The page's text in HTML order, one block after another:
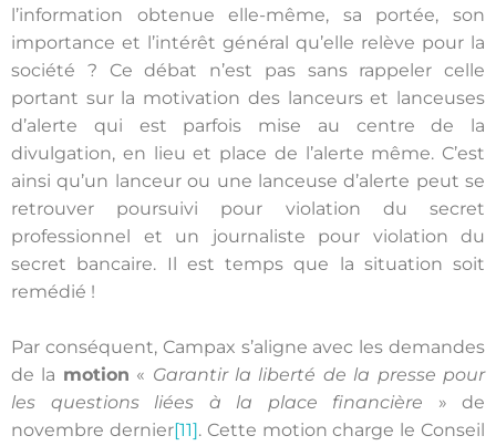
l’information obtenue elle-même, sa portée, son
importance et l’intérêt général qu’elle relève pour la
société ? Ce débat n’est pas sans rappeler celle
portant sur la motivation des lanceurs et lanceuses
d’alerte qui est parfois mise au centre de la
divulgation, en lieu et place de l’alerte même. C’est
ainsi qu’un lanceur ou une lanceuse d’alerte peut se
retrouver poursuivi pour violation du secret
professionnel et un journaliste pour violation du
secret bancaire. Il est temps que la situation soit
remédié !
Par conséquent, Campax s’aligne avec les demandes
de la motion « Garantir la liberté de la presse pour
les questions liées à la place financière » de
novembre dernier[11] . Cette motion charge le Conseil